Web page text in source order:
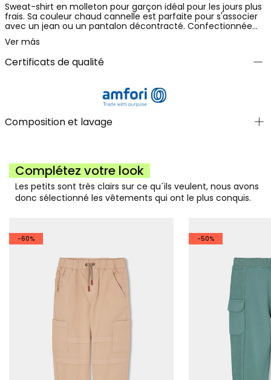
Sweat-shirt en molleton pour garçon idéal pour les jours plus
frais. Sa couleur chaud cannelle est parfaite pour s'associer
avec un jean ou un pantalon décontracté. Confectionnée
dans une matière douce qui offre du confort, elle dispose
d'une capuche qui protège du froid et d'un design avec des
lettres sur le devant qui apportent un style moderne.
Disponible en tailles de 12 mois à 10 ans, s'adaptant à la
Ver más
Certificats de qualité
Composition et lavage
Complétez votre look
Les petits sont très clairs sur ce qu´ils veulent, nous avons
donc sélectionné les vêtements qui ont le plus conquis.
-60% -50%